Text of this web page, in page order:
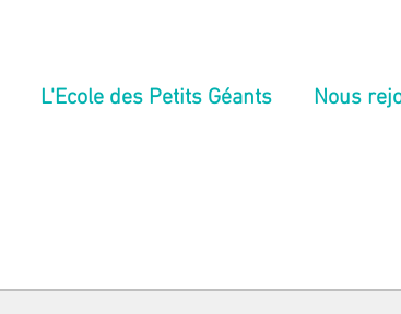
L'Ecole des Petits Géants Nous